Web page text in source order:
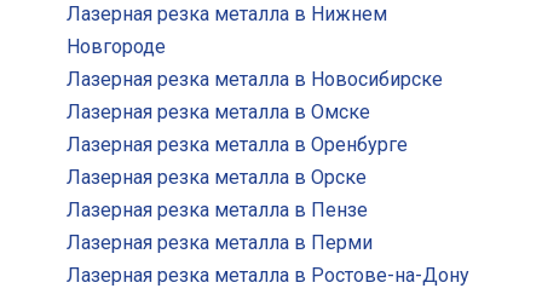
Лазерная резка металла в Нижнем
Новгороде
Лазерная резка металла в Новосибирске
Лазерная резка металла в Омске
Лазерная резка металла в Оренбурге
Лазерная резка металла в Орске
Лазерная резка металла в Пензе
Лазерная резка металла в Перми
Лазерная резка металла в Ростове-на-Дону